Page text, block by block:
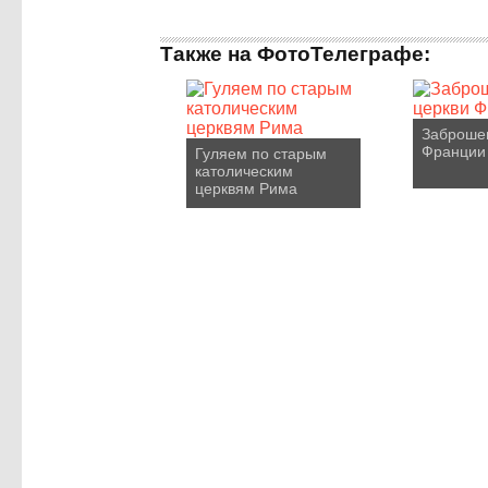
Также на ФотоТелеграфе:
Гуляем по старым
католическим
церквям Рима
Франции